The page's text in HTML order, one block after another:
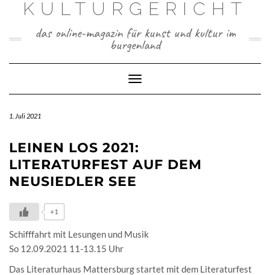
KULTURGERICHT
das online-magazin für kunst und kultur im
burgenland
Toggle
Navigation
1. Juli 2021
LEINEN LOS 2021:
LITERATURFEST AUF DEM
NEUSIEDLER SEE
+1
Schifffahrt mit Lesungen und Musik
So 12.09.2021 11-13.15 Uhr
Das Literaturhaus Mattersburg startet mit dem Literaturfest